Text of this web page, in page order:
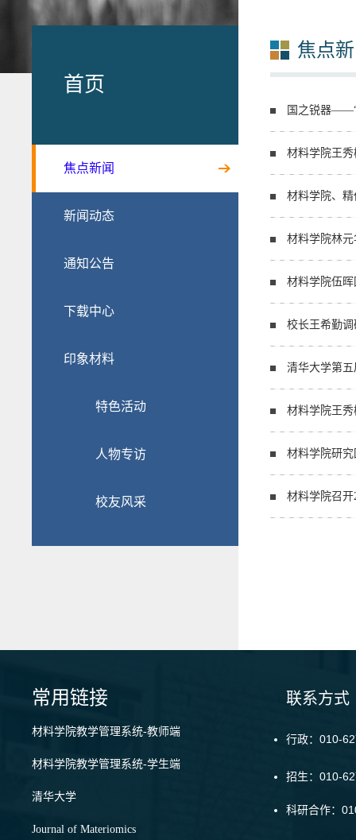
首页
焦点新闻
新闻动态
通知公告
下载中心
印象材料
特色活动
人物专访
校友风采
焦点
国之锐器——“
材料学院王
材料学院、
材料学院林
材料学院伍
校长王希勤
清华大学第
材料学院王
材料学院研
材料学院召
常用链接
材料学院教学管理系统-教师端
材料学院教学管理系统-学生端
清华大学
Journal of Materiomics
联系方式
行政：010-
招生：010-
科研合作：